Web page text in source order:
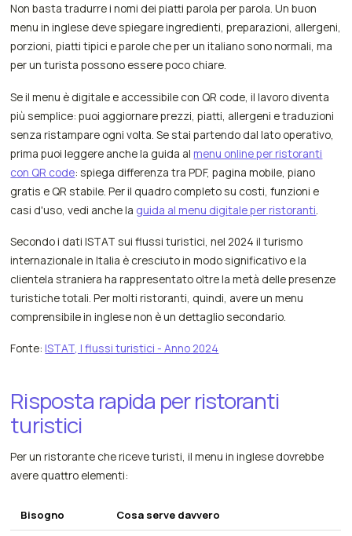
Non basta tradurre i nomi dei piatti parola per parola. Un buon
menu in inglese deve spiegare ingredienti, preparazioni, allergeni,
porzioni, piatti tipici e parole che per un italiano sono normali, ma
per un turista possono essere poco chiare.
Se il menu è digitale e accessibile con QR code, il lavoro diventa
più semplice: puoi aggiornare prezzi, piatti, allergeni e traduzioni
senza ristampare ogni volta. Se stai partendo dal lato operativo,
prima puoi leggere anche la guida al menu online per ristoranti
con QR code: spiega differenza tra PDF, pagina mobile, piano
gratis e QR stabile. Per il quadro completo su costi, funzioni e
casi d'uso, vedi anche la guida al menu digitale per ristoranti
Secondo i dati ISTAT sui flussi turistici, nel 2024 il turismo
internazionale in Italia è cresciuto in modo significativo e la
clientela straniera ha rappresentato oltre la metà delle presenze
turistiche totali. Per molti ristoranti, quindi, avere un menu
comprensibile in inglese non è un dettaglio secondario.
Fonte: ISTAT, I flussi turistici - Anno 2024
Risposta rapida per ristoranti
turistici
Per un ristorante che riceve turisti, il menu in inglese dovrebbe
avere quattro elementi:
Bisogno Cosa serve davvero